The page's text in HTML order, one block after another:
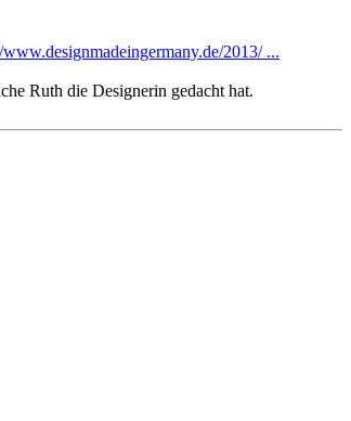
2013/ ...
Ruth die Designerin gedacht hat.